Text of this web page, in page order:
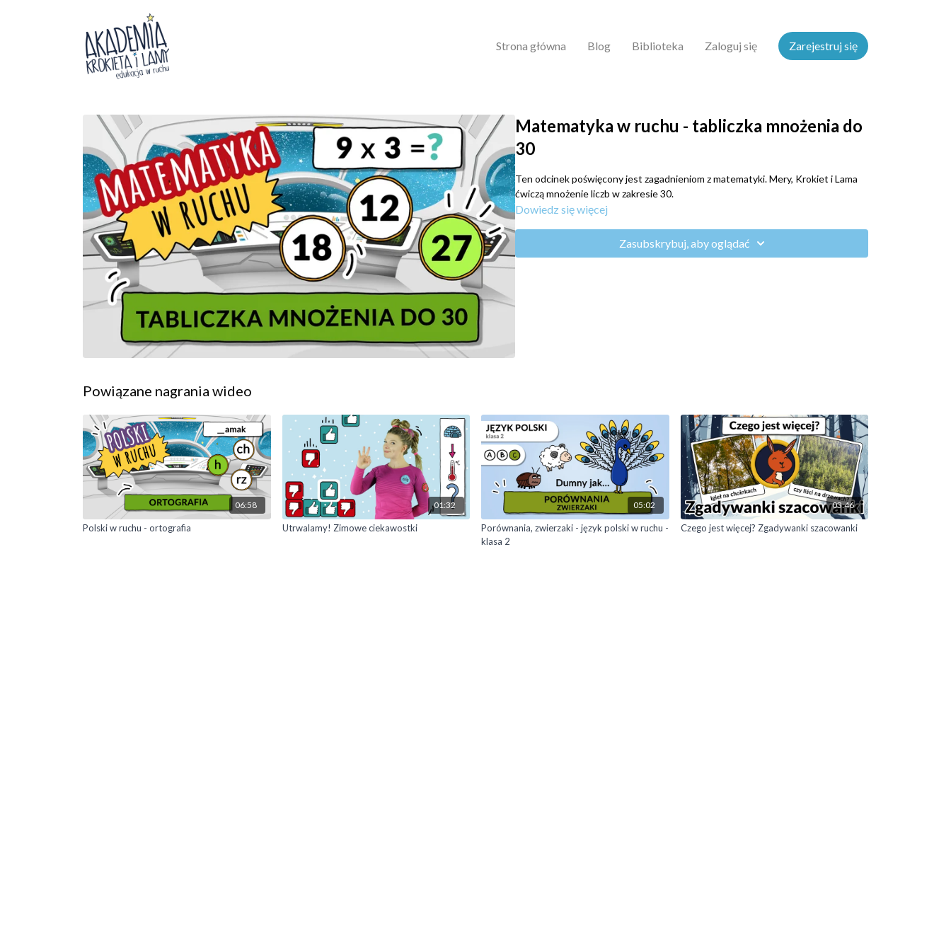
Strona główna Blog Biblioteka Zaloguj się Zarejestruj się
Matematyka w ruchu - tabliczka mnożenia do
30
Ten odcinek poświęcony jest zagadnieniom z matematyki. Mery, Krokiet i Lama
ćwiczą mnożenie liczb w zakresie 30.
Dowiedz się więcej
Zasubskrybuj, aby oglądać
Powiązane nagrania wideo
06:58
Polski w ruchu - ortografia
01:32
Utrwalamy! Zimowe ciekawostki
05:02
Porównania, zwierzaki - język polski w ruchu -
klasa 2
03:46
Czego jest więcej? Zgadywanki szacowanki